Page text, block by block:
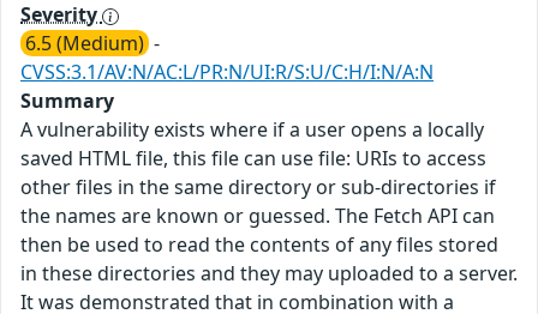
Severity
6.5 (Medium) -
CVSS:3.1/AV:N/AC:L/PR:N/UI:R/S:U/C:H/I:N/A:N
Summary
A vulnerability exists where if a user opens a locally
saved HTML file, this file can use file: URIs to access
other files in the same directory or sub-directories if
the names are known or guessed. The Fetch API can
then be used to read the contents of any files stored
in these directories and they may uploaded to a server.
It was demonstrated that in combination with a